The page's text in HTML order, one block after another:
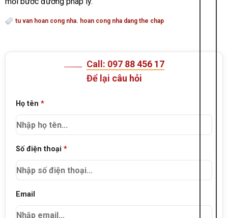
tu van hoan cong nha. hoan cong nha dang the chap
Call: 097 88 456 17
Để lại câu hỏi
Họ tên *
Số điện thoại *
Email